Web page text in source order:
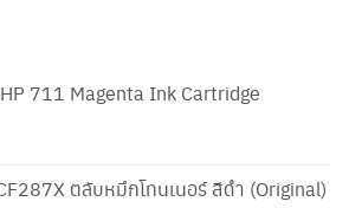
711 Magenta Ink Cartridge
ตลับหมึกโทนเนอร์ สีดำ (Original)